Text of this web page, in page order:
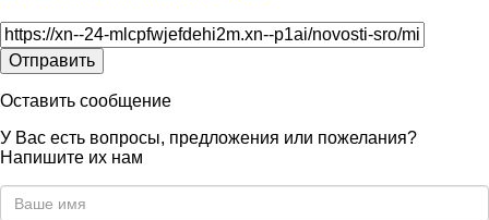
Оставить сообщение
У Вас есть вопросы, предложения или пожелания?
Напишите их нам